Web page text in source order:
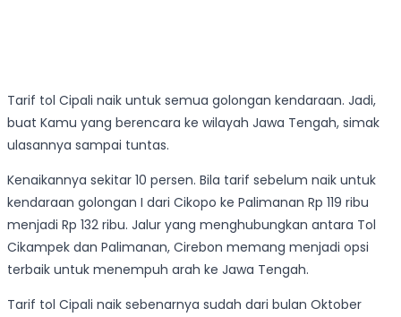
Tarif tol Cipali naik untuk semua golongan kendaraan. Jadi,
buat Kamu yang berencara ke wilayah Jawa Tengah, simak
ulasannya sampai tuntas.
Kenaikannya sekitar 10 persen. Bila tarif sebelum naik untuk
kendaraan golongan I dari Cikopo ke Palimanan Rp 119 ribu
menjadi Rp 132 ribu. Jalur yang menghubungkan antara Tol
Cikampek dan Palimanan, Cirebon memang menjadi opsi
terbaik untuk menempuh arah ke Jawa Tengah.
Tarif tol Cipali naik sebenarnya sudah dari bulan Oktober